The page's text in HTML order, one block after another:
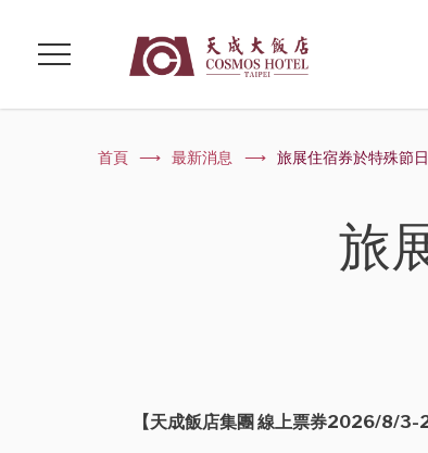
首頁 最新消息 旅展住宿券於特殊節
旅
【天成飯店集團 線上票券2026/8/3-